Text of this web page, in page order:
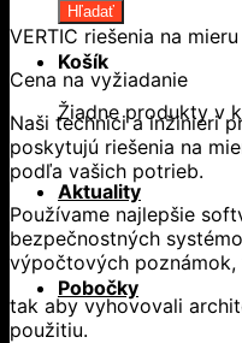
Hľadať
Košík
Žiadne produkty v
Aktuality
Pobočky
VERTIC riešenia na mieru
Cena na vyžiadanie
Naši technici a inžinieri
poskytujú riešenia na
podľa vašich potrieb.
Používame najlepšie
bezpečnostných
výpočtových
tak aby vyhovovali
použitiu.